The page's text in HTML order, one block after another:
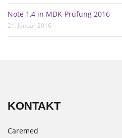
Note 1,4 in MDK-Prüfung 2016
21. Januar 2016
KONTAKT
Caremed